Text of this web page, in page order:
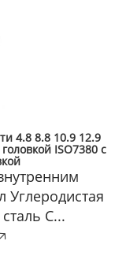
с низкой головкой
под ключ с тонкой
С...